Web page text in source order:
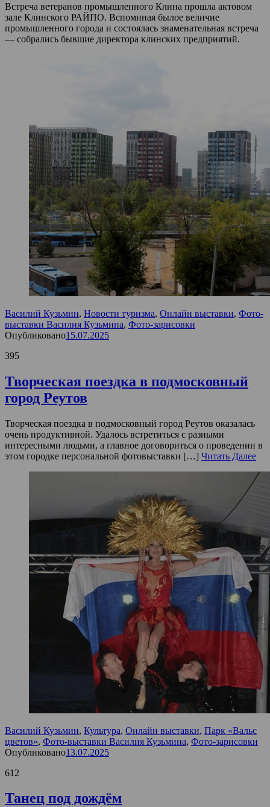
Встреча ветеранов промышленного Клина прошла актовом
зале Клинского РАЙПО. Вспоминая былое величие
промышленного города и состоялась знаменательная встреча
— собрались бывшие директора клинских предприятий.
Василий Кузьмин, Новости туризма, Онлайн выставки, Фото-
выставки Василия Кузьмина, Фото-зарисовки
Опубликовано15.07.2025
395
Творческая поездка в подмосковный
город Реутов
Творческая поездка в подмосковный город Реутов оказалась
очень продуктивной. Удалось встретиться с разными
интересными людьми, а главное договориться о проведении в
этом городке персональной фотовыставки […] Читать Далее
Василий Кузьмин, Культура, Онлайн выставки, Парк «Вальс
цветов», Фото-выставки Василия Кузьмина, Фото-зарисовки
Опубликовано13.07.2025
612
Танец под дождём